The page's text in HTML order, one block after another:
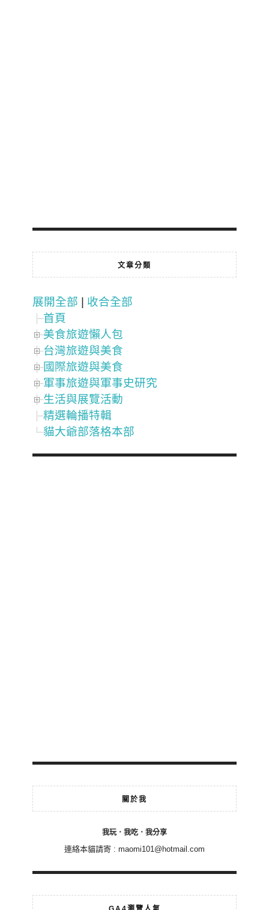
文章分類
展開全部 | 收合全部
首頁
美食旅遊懶人包
台灣旅遊與美食
國際旅遊與美食
軍事旅遊與軍事史研究
生活與展覽活動
精選輪播特輯
貓大爺部落格本部
關於我
我玩．我吃．我分享
連絡本貓請寄 : maomi101@hotmail.com